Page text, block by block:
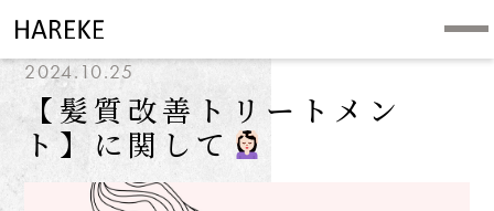
2024.10.25
【髪質改善トリートメン
ト】に関して